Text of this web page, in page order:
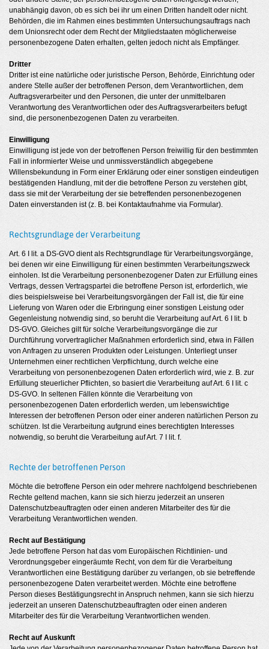
unabhängig davon, ob es sich bei ihr um einen Dritten handelt oder nicht.
Behörden, die im Rahmen eines bestimmten Untersuchungsauftrags nach
dem Unionsrecht oder dem Recht der Mitgliedstaaten möglicherweise
personenbezogene Daten erhalten, gelten jedoch nicht als Empfänger.
Dritter
Dritter ist eine natürliche oder juristische Person, Behörde, Einrichtung oder
andere Stelle außer der betroffenen Person, dem Verantwortlichen, dem
Auftragsverarbeiter und den Personen, die unter der unmittelbaren
Verantwortung des Verantwortlichen oder des Auftragsverarbeiters befugt
sind, die personenbezogenen Daten zu verarbeiten.
Einwilligung
Einwilligung ist jede von der betroffenen Person freiwillig für den bestimmten
Fall in informierter Weise und unmissverständlich abgegebene
Willensbekundung in Form einer Erklärung oder einer sonstigen eindeutigen
bestätigenden Handlung, mit der die betroffene Person zu verstehen gibt,
dass sie mit der Verarbeitung der sie betreffenden personenbezogenen
Daten einverstanden ist (z. B. bei Kontaktaufnahme via Formular).
Rechtsgrundlage der Verarbeitung
Art. 6 I lit. a DS-GVO dient als Rechtsgrundlage für Verarbeitungsvorgänge,
bei denen wir eine Einwilligung für einen bestimmten Verarbeitungszweck
einholen. Ist die Verarbeitung personenbezogener Daten zur Erfüllung eines
Vertrags, dessen Vertragspartei die betroffene Person ist, erforderlich, wie
dies beispielsweise bei Verarbeitungsvorgängen der Fall ist, die für eine
Lieferung von Waren oder die Erbringung einer sonstigen Leistung oder
Gegenleistung notwendig sind, so beruht die Verarbeitung auf Art. 6 I lit. b
DS-GVO. Gleiches gilt für solche Verarbeitungsvorgänge die zur
Durchführung vorvertraglicher Maßnahmen erforderlich sind, etwa in Fällen
von Anfragen zu unseren Produkten oder Leistungen. Unterliegt unser
Unternehmen einer rechtlichen Verpflichtung, durch welche eine
Verarbeitung von personenbezogenen Daten erforderlich wird, wie z. B. zur
Erfüllung steuerlicher Pflichten, so basiert die Verarbeitung auf Art. 6 I lit. c
DS-GVO. In seltenen Fällen könnte die Verarbeitung von
personenbezogenen Daten erforderlich werden, um lebenswichtige
Interessen der betroffenen Person oder einer anderen natürlichen Person zu
schützen. Ist die Verarbeitung aufgrund eines berechtigten Interesses
notwendig, so beruht die Verarbeitung auf Art. 7 I lit. f.
Rechte der betroffenen Person
Möchte die betroffene Person ein oder mehrere nachfolgend beschriebenen
Rechte geltend machen, kann sie sich hierzu jederzeit an unseren
Datenschutzbeauftragten oder einen anderen Mitarbeiter des für die
Verarbeitung Verantwortlichen wenden.
Recht auf Bestätigung
Jede betroffene Person hat das vom Europäischen Richtlinien- und
Verordnungsgeber eingeräumte Recht, von dem für die Verarbeitung
Verantwortlichen eine Bestätigung darüber zu verlangen, ob sie betreffende
personenbezogene Daten verarbeitet werden. Möchte eine betroffene
Person dieses Bestätigungsrecht in Anspruch nehmen, kann sie sich hierzu
jederzeit an unseren Datenschutzbeauftragten oder einen anderen
Mitarbeiter des für die Verarbeitung Verantwortlichen wenden.
Recht auf Auskunft